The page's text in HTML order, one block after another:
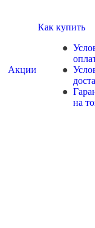
Акции
Как купить
на